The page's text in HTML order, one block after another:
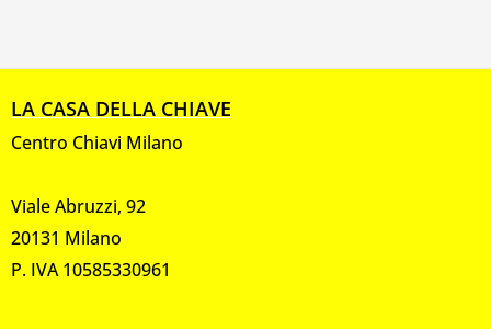
LA CASA DELLA CHIAVE
Centro Chiavi Milano
Viale Abruzzi, 92
20131 Milano
P. IVA 10585330961